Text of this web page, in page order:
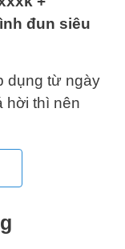
đun siêu
dụng từ ngày
hời thì nên